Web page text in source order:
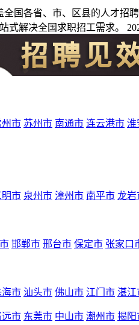
全国各省、市、区县的人才
式解决全国求职招工需求。
州市 苏州市 南通市 连云港市 淮
明市 泉州市 漳州市 南平市 龙岩
邯郸市 邢台市 保定市 张家口
海市 汕头市 佛山市 江门市 湛江
远市 东莞市 中山市 潮州市 揭阳